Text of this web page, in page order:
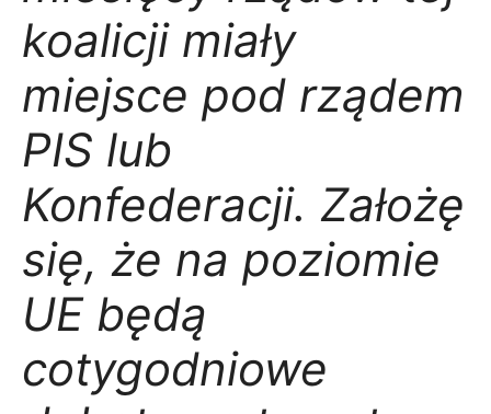
koalicji miały
miejsce pod rządem
PIS lub
Konfederacji. Założę
się, że na poziomie
UE będą
cotygodniowe